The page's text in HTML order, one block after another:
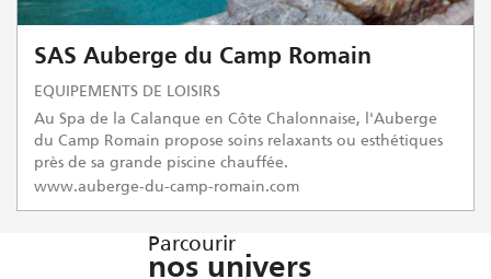
SAS Auberge du Camp Romain
EQUIPEMENTS DE LOISIRS
Au Spa de la Calanque en Côte Chalonnaise, l'Auberge
du Camp Romain propose soins relaxants ou esthétiques
près de sa grande piscine chauffée.
www.auberge-du-camp-romain.com
Parcourir
nos univers